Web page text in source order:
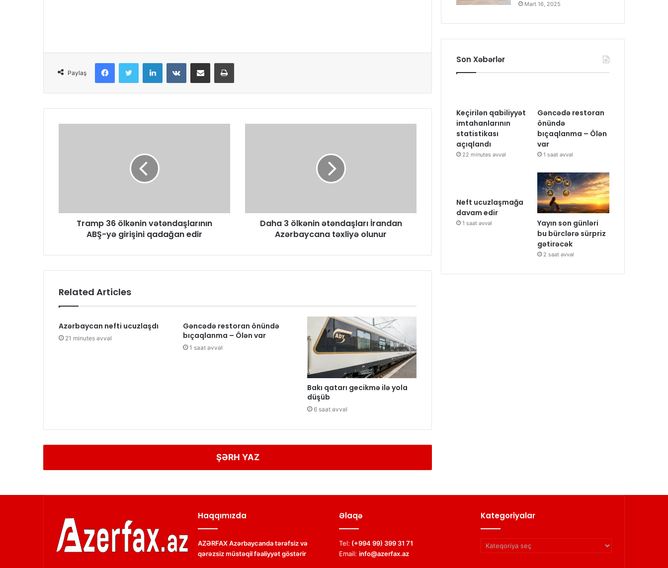
Paylaş
Tramp 36 ölkənin vətəndaşlarının
ABŞ-yə girişini qadağan edir
Daha 3 ölkənin ətəndaşları İrandan
Azərbaycana təxliyə olunur
Related Articles
Azərbaycan nefti ucuzlaşdı
21 minutes əvvəl
Gəncədə restoran önündə
bıçaqlanma – Ölən var
1 saat əvvəl
Bakı qatarı gecikmə ilə yola
düşüb
6 saat əvvəl
ŞƏRH YAZ
Mart 16, 2025
Son Xəbərlər
Keçirilən qabiliyyət
imtahanlarının
statistikası
açıqlandı
22 minutes əvvəl
Gəncədə restoran
önündə
bıçaqlanma – Ölən
var
1 saat əvvəl
Neft ucuzlaşmağa
davam edir
1 saat əvvəl
Yayın son günləri
bu bürclərə sürpriz
gətirəcək
2 saat əvvəl
Haqqımızda
AZƏRFAX Azərbaycanda tərəfsiz və
qərəzsiz müstəqil fəaliyyət göstərir
Əlaqə
Tel: (+994 99) 399 31 71
Email: info@azerfax.az
Kategoriyalar
Kategoriyalar